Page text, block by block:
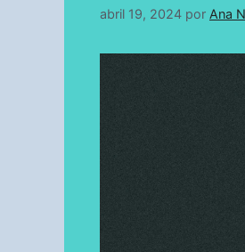
abril 19, 2024 por Ana